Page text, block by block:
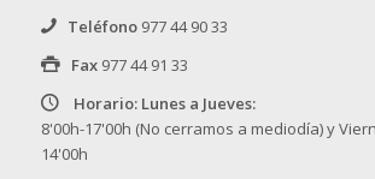
Teléfono 977 44 90 33
Fax 977 44 91 33
Horario: Lunes a Jueves:
8'00h-17'00h (No cerramos a mediodía) y
14'00h